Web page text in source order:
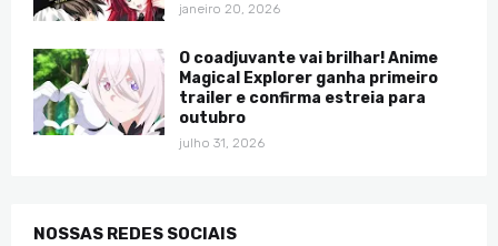
janeiro 20, 2026
O coadjuvante vai brilhar! Anime
Magical Explorer ganha primeiro
trailer e confirma estreia para
outubro
julho 31, 2026
NOSSAS REDES SOCIAIS